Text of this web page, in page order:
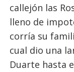
callejón las
lleno de
corría su
cual dio una
Duarte hasta